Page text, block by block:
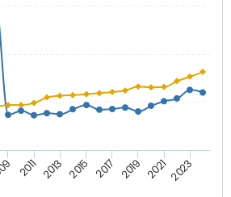
2011 2013 2015 2017 2019 2021 2023